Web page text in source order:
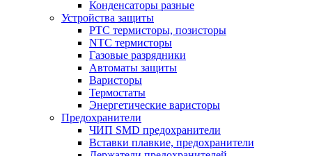
Конденсаторы разные
Устройства защиты
PTC термисторы, позисторы
NTC термисторы
Газовые разрядники
Автоматы защиты
Варисторы
Термостаты
Энергетические варисторы
Предохранители
ЧИП SMD предохранители
Вставки плавкие, предохранители